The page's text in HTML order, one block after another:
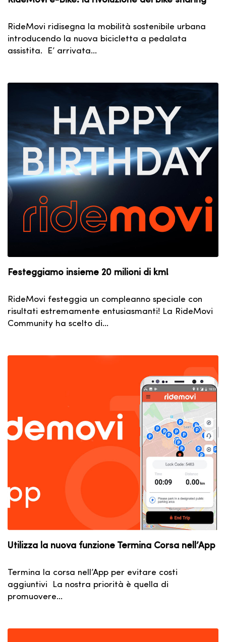
RideMovi ridisegna la mobilità sostenibile urbana
introducendo la nuova bicicletta a pedalata
assistita. E’ arrivata…
Festeggiamo insieme 20 milioni di km!
RideMovi festeggia un compleanno speciale con
risultati estremamente entusiasmanti! La RideMovi
Community ha scelto di…
Utilizza la nuova funzione Termina Corsa nell’App
Termina la corsa nell’App per evitare costi
aggiuntivi La nostra priorità è quella di
promuovere…